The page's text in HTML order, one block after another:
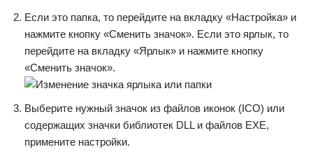
Если это папка, то перейдите на вкладку «Настройка» и
нажмите кнопку «Сменить значок». Если это ярлык, то
перейдите на вкладку «Ярлык» и нажмите кнопку
«Сменить значок».
Выберите нужный значок из файлов иконок (ICO) или
содержащих значки библиотек DLL и файлов EXE,
примените настройки.